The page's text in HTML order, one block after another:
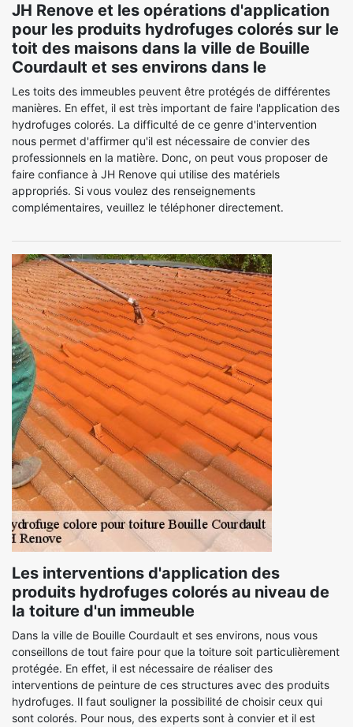
JH Renove et les opérations d'application
pour les produits hydrofuges colorés sur le
toit des maisons dans la ville de Bouille
Courdault et ses environs dans le
Les toits des immeubles peuvent être protégés de différentes
manières. En effet, il est très important de faire l'application des
hydrofuges colorés. La difficulté de ce genre d'intervention
nous permet d'affirmer qu'il est nécessaire de convier des
professionnels en la matière. Donc, on peut vous proposer de
faire confiance à JH Renove qui utilise des matériels
appropriés. Si vous voulez des renseignements
complémentaires, veuillez le téléphoner directement.
Les interventions d'application des
produits hydrofuges colorés au niveau de
la toiture d'un immeuble
Dans la ville de Bouille Courdault et ses environs, nous vous
conseillons de tout faire pour que la toiture soit particulièrement
protégée. En effet, il est nécessaire de réaliser des
interventions de peinture de ces structures avec des produits
hydrofuges. Il faut souligner la possibilité de choisir ceux qui
sont colorés. Pour nous, des experts sont à convier et il est